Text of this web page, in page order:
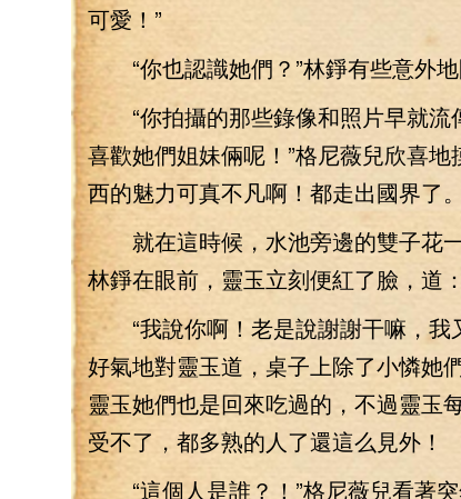
可愛！”
“你也認識她們？”林錚有些意外地
“你拍攝的那些錄像和照片早就流
喜歡她們姐妹倆呢！”格尼薇兒欣喜
西的魅力可真不凡啊！都走出國界了。
就在這時候，水池旁邊的雙子花
林錚在眼前，靈玉立刻便紅了臉，道
“我說你啊！老是說謝謝干嘛，我
好氣地對靈玉道，桌子上除了小憐她
靈玉她們也是回來吃過的，不過靈玉
受不了，都多熟的人了還這么見外！
“這個人是誰？！”格尼薇兒看著突